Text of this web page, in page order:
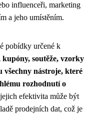
influenceři, marketing
a jeho umístěním.
pobídky určené k
kupóny, soutěže, vzorky
všechny nástroje, které
rozhodnutí o
efektivita může být
prodejních dat, což je